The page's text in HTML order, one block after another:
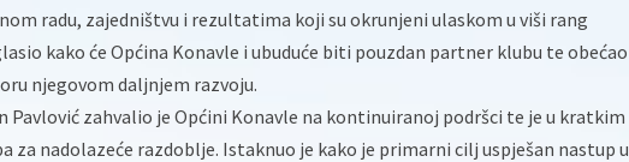
radu, zajedništvu i rezultatima koji su okrunjeni ulaskom u viši rang
kako će Općina Konavle i ubuduće biti pouzdan partner klubu te obećao
njegovom daljnjem razvoju.
Pavlović zahvalio je Općini Konavle na kontinuiranoj podršci te je u kratkim
za nadolazeće razdoblje. Istaknuo je kako je primarni cilj uspješan nastup u